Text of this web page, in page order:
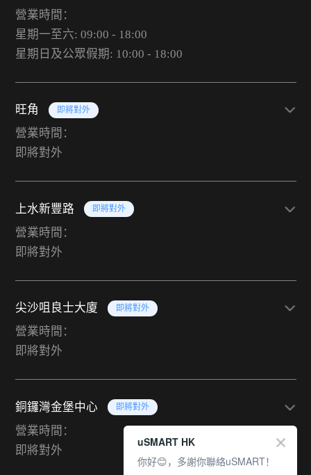
營業時間：
星期一至六: 09:00 - 18:00
星期日及公眾假期: 10:00 - 18:00
旺角 即將對外
營業時間：
即將對外
上水新豐路 即將對外
營業時間：
即將對外
尖沙咀良士大廈 即將對外
營業時間：
即將對外
銅鑼灣金堡中心 即將對外
營業時間：
即將對外
uSMART HK
你好😊，多謝你聯絡uSMART！